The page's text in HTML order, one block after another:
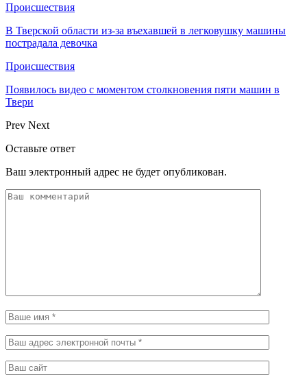
Происшествия
В Тверской области из-за въехавшей в легковушку машины
пострадала девочка
Происшествия
Появилось видео с моментом столкновения пяти машин в
Твери
Prev Next
Оставьте ответ
Ваш электронный адрес не будет опубликован.